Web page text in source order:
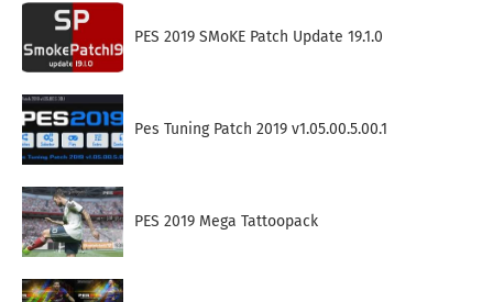
PES 2019 SMoKE Patch Update 19.1.0
Pes Tuning Patch 2019 v1.05.00.5.00.1
PES 2019 Mega Tattoopack